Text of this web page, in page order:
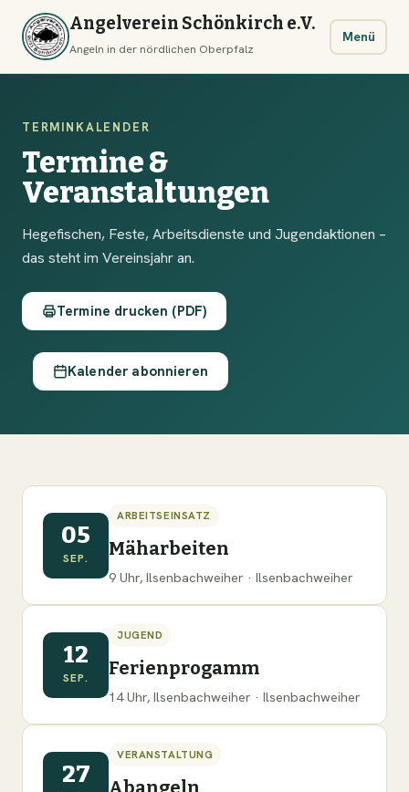
Angelverein Schönkirch e.V.
Angeln in der nördlichen Oberpfalz
Menü
TERMINKALENDER
Termine &
Veranstaltungen
Hegefischen, Feste, Arbeitsdienste und Jugendaktionen –
das steht im Vereinsjahr an.
Termine drucken (PDF)
Kalender abonnieren
05
SEP.
ARBEITSEINSATZ
Mäharbeiten
9 Uhr, Ilsenbachweiher · Ilsenbachweiher
12
SEP.
JUGEND
Ferienprogamm
14 Uhr, Ilsenbachweiher · Ilsenbachweiher
27
VERANSTALTUNG
Abangeln